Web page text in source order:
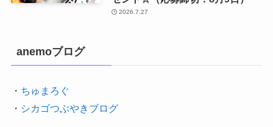
2026.7.27
anemoブログ
・ ちゅまろぐ
・ シカゴつぶやきブログ